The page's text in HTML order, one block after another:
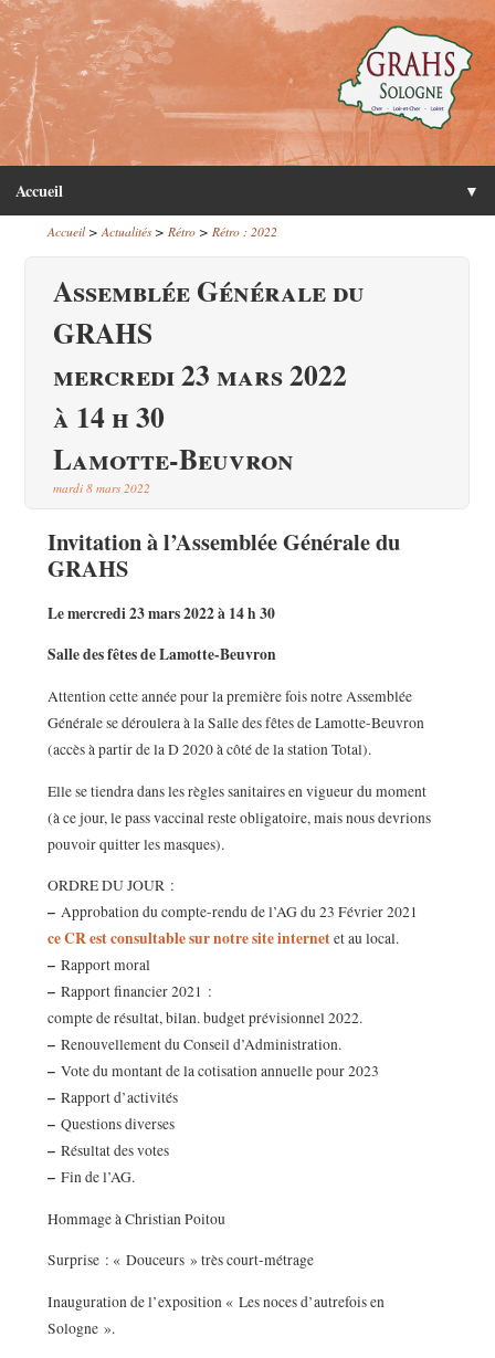
Accueil ▼
Accueil> Actualités> Rétro> Rétro : 2022
Assemblée Générale du
GRAHS
mercredi 23 mars 2022
à 14 h 30
Lamotte-Beuvron
mardi 8 mars 2022
Invitation à l’Assemblée Générale du
GRAHS
Le mercredi 23 mars 2022 à 14 h 30
Salle des fêtes de Lamotte-Beuvron
Attention cette année pour la première fois notre Assemblée
Générale se déroulera à la Salle des fêtes de Lamotte-Beuvron
(accès à partir de la D 2020 à côté de la station Total).
Elle se tiendra dans les règles sanitaires en vigueur du moment
(à ce jour, le pass vaccinal reste obligatoire, mais nous devrions
pouvoir quitter les masques).
ORDRE DU JOUR :
–Approbation du compte-rendu de l’AG du 23 Février 2021
ce CR est consultable sur notre site internetet au local.
–Rapport moral
–Rapport financier 2021 :
compte de résultat, bilan. budget prévisionnel 2022.
–Renouvellement du Conseil d’Administration.
–Vote du montant de la cotisation annuelle pour 2023
–Rapport d’activités
–Questions diverses
–Résultat des votes
–Fin de l’AG.
Hommage à Christian Poitou
Surprise : « Douceurs » très court-métrage
Inauguration de l’exposition « Les noces d’autrefois en
Sologne ».